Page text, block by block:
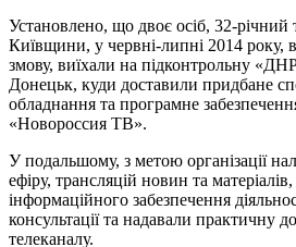
Установлено, що двоє осіб, 32-річний
Київщини, у червні-липні 2014 року,
змову, виїхали на підконтрольну
Донецьк, куди доставили придбане
обладнання та програмне
«Новороссия ТВ».
У подальшому, з метою організації
ефіру, трансляцій новин та
інформаційного забезпечення
консультації та надавали практичну
телеканалу.